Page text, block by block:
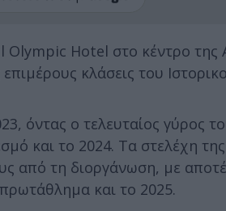
Hotel στο κέντρο της
κλάσεις του
όντας ο τελευταίος γύρος
και το 2024. Τα στελέχη
από τη διοργάνωση, με
και το 2025.